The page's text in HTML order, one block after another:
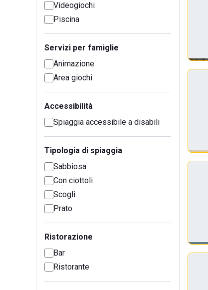
Videogiochi
Piscina
Servizi per famiglie
Animazione
Area giochi
Accessibilità
Spiaggia accessibile a disabili
Tipologia di spiaggia
Sabbiosa
Con ciottoli
Scogli
Prato
Ristorazione
Bar
Ristorante